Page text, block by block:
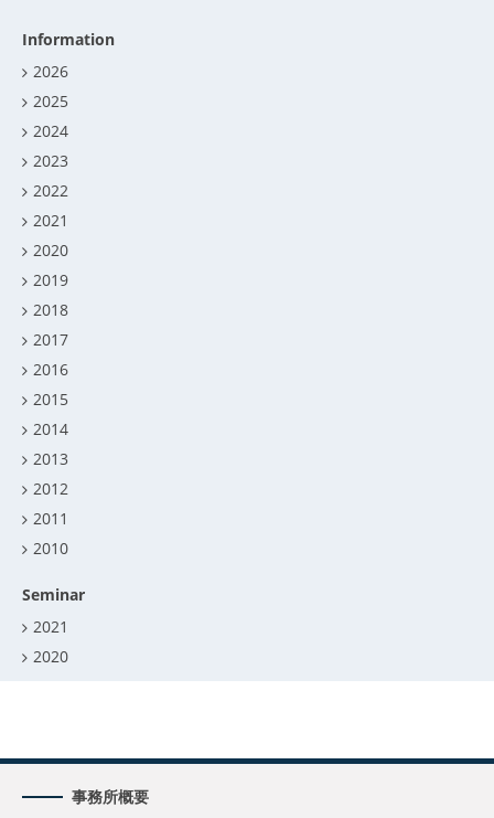
Information
2026
2025
2024
2023
2022
2021
2020
2019
2018
2017
2016
2015
2014
2013
2012
2011
2010
Seminar
2021
2020
事務所概要